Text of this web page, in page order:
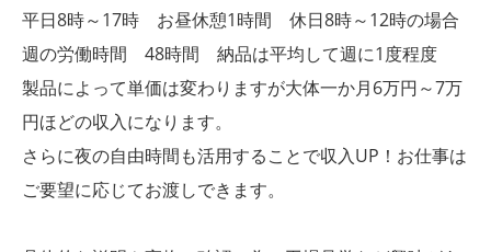
平日8時～17時 お昼休憩1時間 休日8時～12時の場合
週の労働時間 48時間 納品は平均して週に1度程度
製品によって単価は変わりますが大体一か月6万円～7万
円ほどの収入になります。
さらに夜の自由時間も活用することで収入UP！お仕事は
ご要望に応じてお渡しできます。